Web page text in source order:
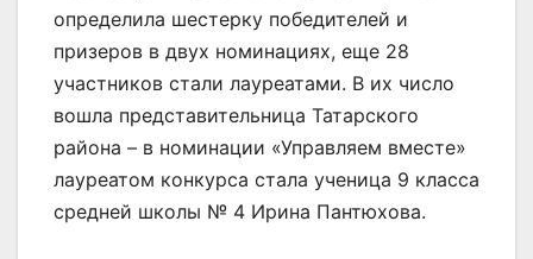
определила шестерку победителей и
призеров в двух номинациях, еще 28
участников стали лауреатами. В их число
вошла представительница Татарского
района – в номинации «Управляем вместе»
лауреатом конкурса стала ученица 9 класса
средней школы № 4 Ирина Пантюхова.